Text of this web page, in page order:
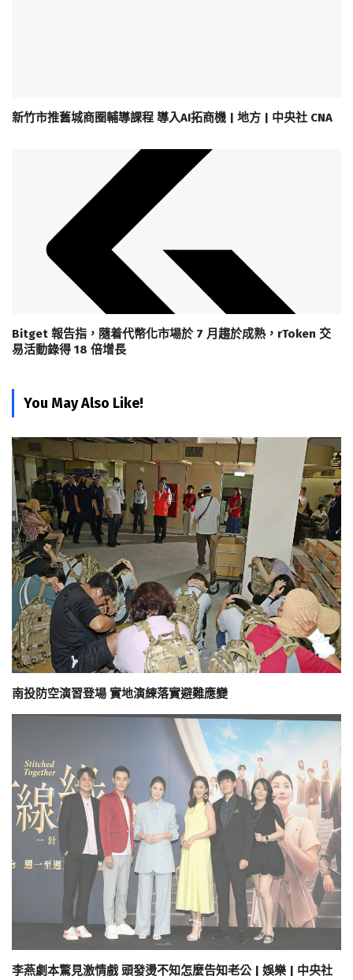
新竹市推舊城商圈輔導課程 導入AI拓商機 | 地方 | 中央社 CNA
Bitget 報告指，隨着代幣化市場於 7 月趨於成熟，rToken 交
易活動錄得 18 倍增長
You May Also Like!
南投防空演習登場 實地演練落實避難應變
李燕劇本驚見激情戲 頭發燙不知怎麼告知老公 | 娛樂 | 中央社